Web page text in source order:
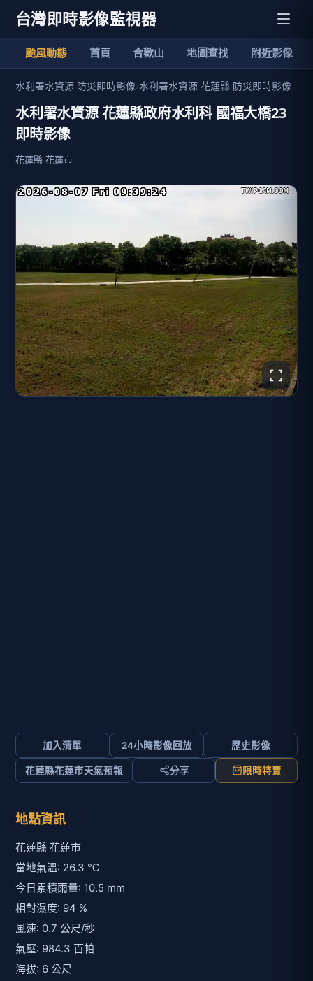
台灣即時影像監視器
颱風動態 首頁 合歡山 地圖查找 附近影像
水利署水資源 防災即時影像›水利署水資源 花蓮縣 防災即時影像
水利署水資源 花蓮縣政府水利科 國福大橋23
即時影像
花蓮縣 花蓮市
加入清單 24小時影像回放 歷史影像
花蓮縣花蓮市天氣預報 分享 限時特賣
地點資訊
花蓮縣 花蓮市
當地氣溫: 26.3 ℃
今日累積雨量: 10.5 mm
相對濕度: 94 %
風速: 0.7 公尺/秒
氣壓: 984.3 百帕
海拔: 6 公尺